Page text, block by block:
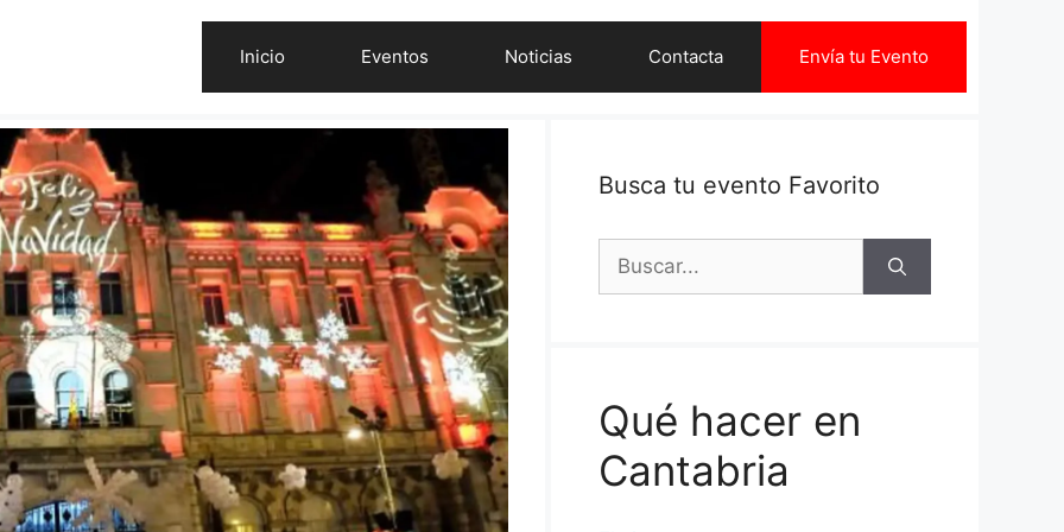
Inicio Eventos Noticias Contacta Envía tu Evento
Busca tu evento Favorito
Buscar:
Qué hacer en
Cantabria